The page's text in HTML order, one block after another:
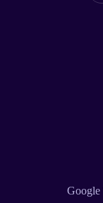
Google